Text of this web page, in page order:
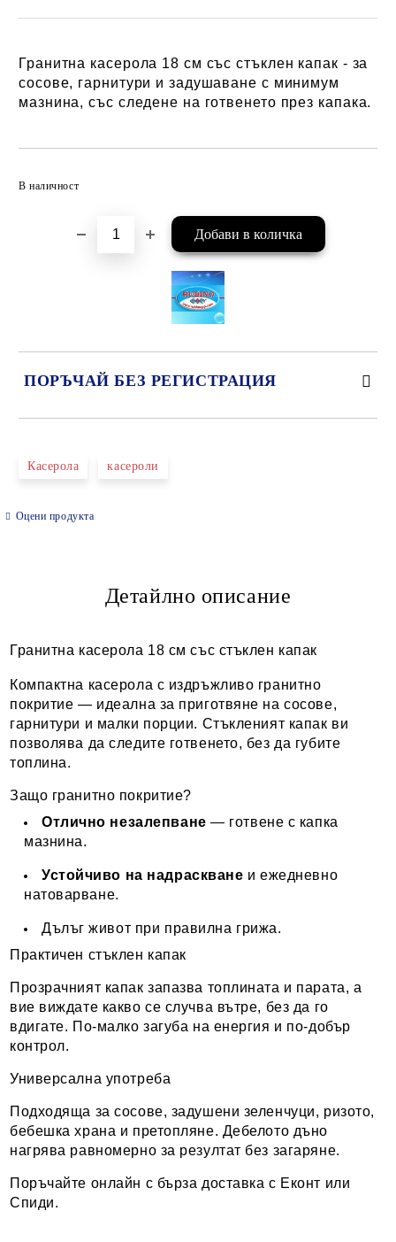
Гранитна касерола 18 см със стъклен капак - за
сосове, гарнитури и задушаване с минимум
мазнина, със следене на готвенето през капака.
В наличност
ПОРЪЧАЙ БЕЗ РЕГИСТРАЦИЯ
Ние ще се свържем с вас в рамките на работния ден.
Касерола касероли
Оцени продукта
Детайлно описание
Гранитна касерола 18 см със стъклен капак
Компактна касерола с издръжливо гранитно
покритие — идеална за приготвяне на сосове,
гарнитури и малки порции. Стъкленият капак ви
позволява да следите готвенето, без да губите
топлина.
Защо гранитно покритие?
Отлично незалепване — готвене с капка
мазнина.
Устойчиво на надраскване и ежедневно
натоварване.
Дълъг живот при правилна грижа.
Практичен стъклен капак
Прозрачният капак запазва топлината и парата, а
вие виждате какво се случва вътре, без да го
вдигате. По-малко загуба на енергия и по-добър
контрол.
Универсална употреба
Подходяща за сосове, задушени зеленчуци, ризото,
бебешка храна и претопляне. Дебелото дъно
нагрява равномерно за резултат без загаряне.
Поръчайте онлайн с бърза доставка с Еконт или
Спиди.